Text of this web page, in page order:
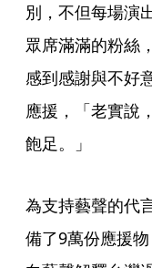
別，不但每場演
眾席滿滿的粉絲
感到感謝與不好
應援，「老實說
飽足。」
為支持藝聲的代
備了9萬份應援